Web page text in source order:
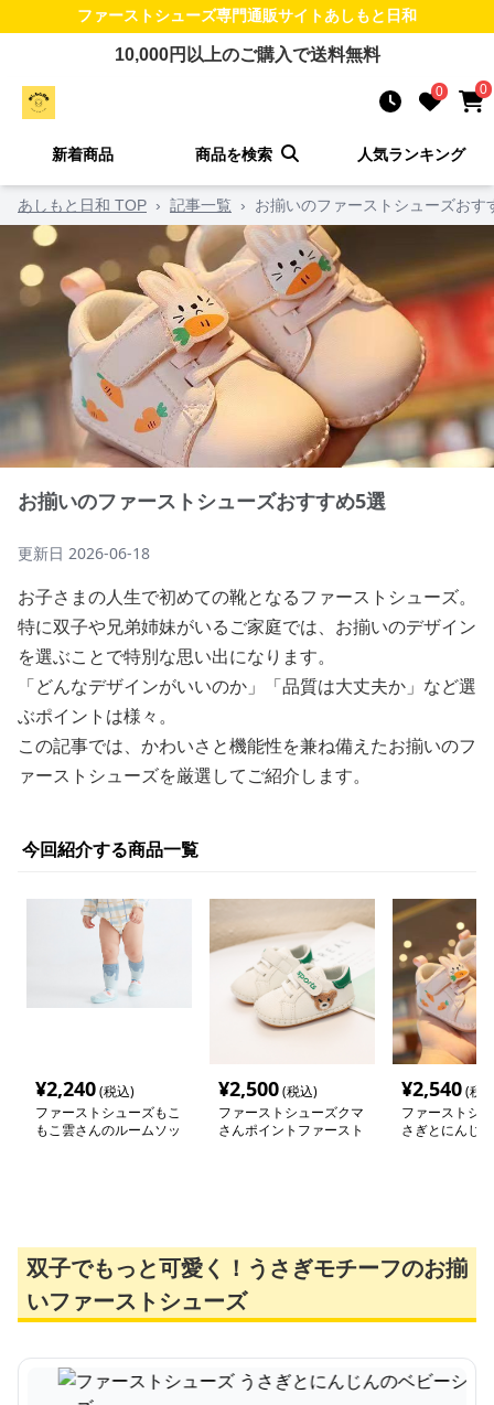
ファーストシューズ専門通販サイトあしもと日和
10,000円以上のご購入で送料無料
0 0
新着商品 商品を検索 人気ランキング
あしもと日和 TOP › 記事一覧 › お揃いのファーストシューズおす
お揃いのファーストシューズおすすめ5選
更新日 2026-06-18
お子さまの人生で初めての靴となるファーストシューズ。
特に双子や兄弟姉妹がいるご家庭では、お揃いのデザイン
を選ぶことで特別な思い出になります。
「どんなデザインがいいのか」「品質は大丈夫か」など選
ぶポイントは様々。
この記事では、かわいさと機能性を兼ね備えたお揃いのフ
ァーストシューズを厳選してご紹介します。
今回紹介する商品一覧
¥2,240(税込)
ファーストシューズもこ
もこ雲さんのルームソッ
¥2,500(税込)
ファーストシューズクマ
さんポイントファースト
¥2,540(税
ファーストシ
さぎとにんじ
双子でもっと可愛く！うさぎモチーフのお揃
いファーストシューズ